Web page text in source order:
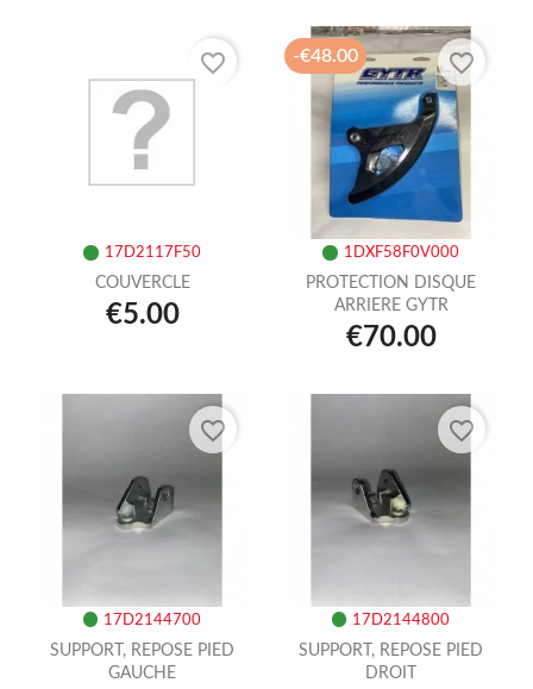
17D2117F50
COUVERCLE
€5.00
favorite_border
1DXF58F0V000
PROTECTION DISQUE
ARRIERE GYTR
€70.00
-€48.00 favorite_border
17D2144700
SUPPORT, REPOSE PIED
GAUCHE
favorite_border
17D2144800
SUPPORT, REPOSE PIED
DROIT
favorite_border